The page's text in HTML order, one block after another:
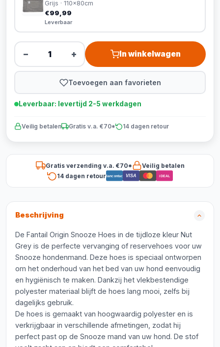
Grijs · 110x80cm
€99,99
Leverbaar
− + In winkelwagen
Toevoegen aan favorieten
Leverbaar: levertijd 2-5 werkdagen
Veilig betalen Gratis v.a. €70* 14 dagen retour
Gratis verzending v.a. €70*
Veilig betalen
14 dagen retourBancontact VISA iDEAL
Beschrijving
De Fantail Origin Snooze Hoes in de tijdloze kleur Nut
Grey is de perfecte vervanging of reservehoes voor uw
Snooze hondenmand. Deze hoes is speciaal ontworpen
om het onderhoud van het bed van uw hond eenvoudig
en hygiënisch te maken. Dankzij het vlekbestendige
polyester materiaal blijft de hoes lang mooi, zelfs bij
dagelijks gebruik.
De hoes is gemaakt van hoogwaardig polyester en is
verkrijgbaar in verschillende afmetingen, zodat hij
perfect past op de Snooze mand van uw hond. De stof